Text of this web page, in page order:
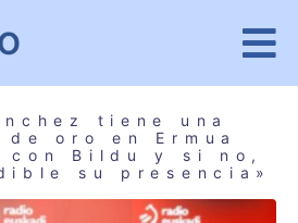
tiene una
oro en Ermua
con Bildu y si no,
su presencia»